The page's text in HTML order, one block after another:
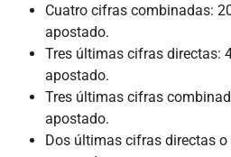
Cuatro cifras combinadas:
apostado.
Tres últimas cifras directas:
apostado.
Tres últimas cifras
apostado.
Dos últimas cifras directas